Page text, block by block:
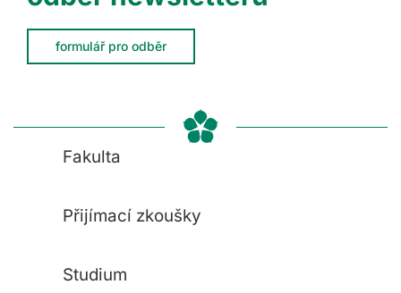
formulář pro odběr
Fakulta
Přijímací zkoušky
Studium